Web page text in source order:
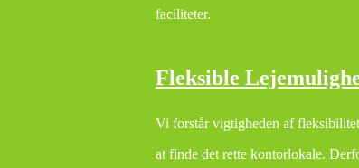
faciliteter.
Fleksible
Vi forstår vigtigheden af
at finde det rette kontorlokale.